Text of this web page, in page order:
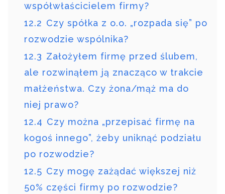
współwłaścicielem firmy?
12.2 Czy spółka z o.o. „rozpada się” po
rozwodzie wspólnika?
12.3 Założyłem firmę przed ślubem,
ale rozwinąłem ją znacząco w trakcie
małżeństwa. Czy żona/mąż ma do
niej prawo?
12.4 Czy można „przepisać firmę na
kogoś innego”, żeby uniknąć podziału
po rozwodzie?
12.5 Czy mogę zażądać większej niż
50% części firmy po rozwodzie?